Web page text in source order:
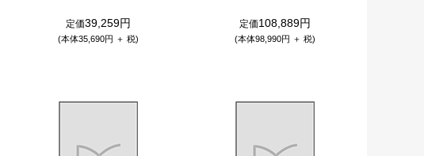
定価39,259円
(本体35,690円 ＋ 税)
定価108,889円
(本体98,990円 ＋ 税)